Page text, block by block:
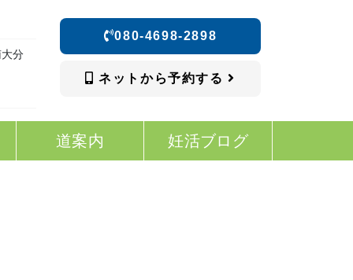
分
080-4698-2898
ネットから予約する
道案内 妊活ブログ